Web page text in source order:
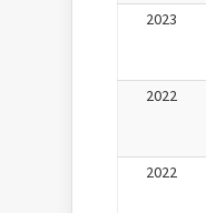
2023
2022
2022